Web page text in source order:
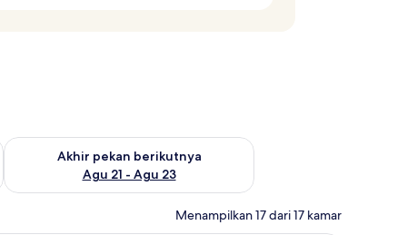
Agu 14 - Agu 16
Akhir pekan berikutnya
Agu 21 - Agu 23
Periksa ketersediaan untuk akhir pekan berikutnya Agu 21 -
Menampilkan 17 dari 17 kamar